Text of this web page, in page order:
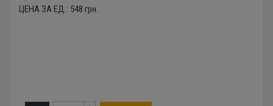
ЦЕНА ЗА ЕД.: 548 грн.